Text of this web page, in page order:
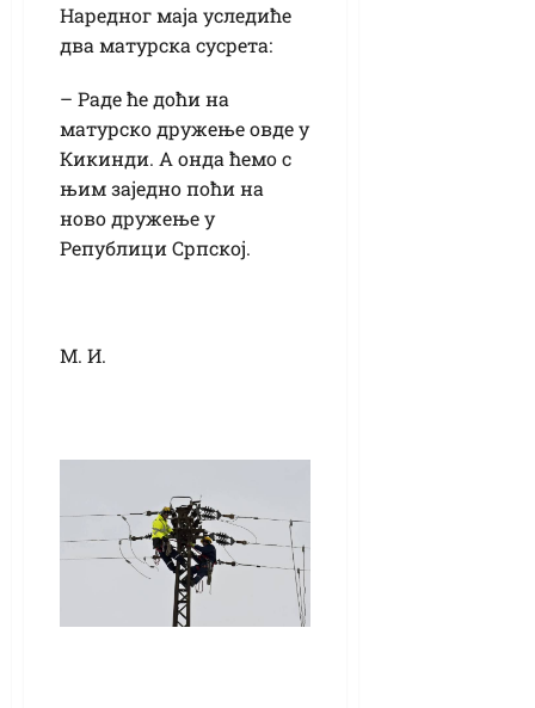
Наредног маја уследиће
два матурска сусрета:
– Раде ће доћи на
матурско дружење овде у
Кикинди. А онда ћемо с
њим заједно поћи на
ново дружење у
Републици Српској.
М. И.